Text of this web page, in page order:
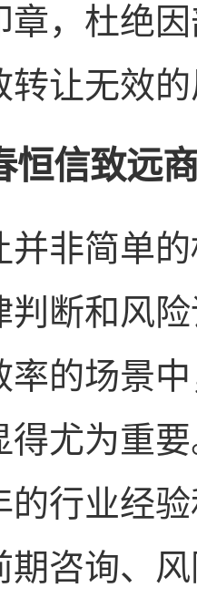
章，杜绝
转让无效
恒信致远
并非简单
判断和风
率的场景
得尤为重
的行业经
期咨询、